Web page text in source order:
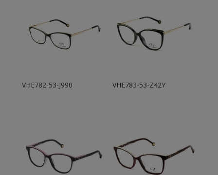
VHE782-53-J990 VHE783-53-Z42Y